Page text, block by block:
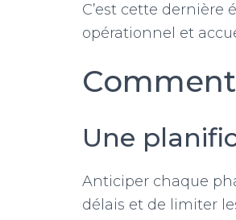
C’est cette
opérationnel et
Une
Anticiper chaque
délais et de limiter